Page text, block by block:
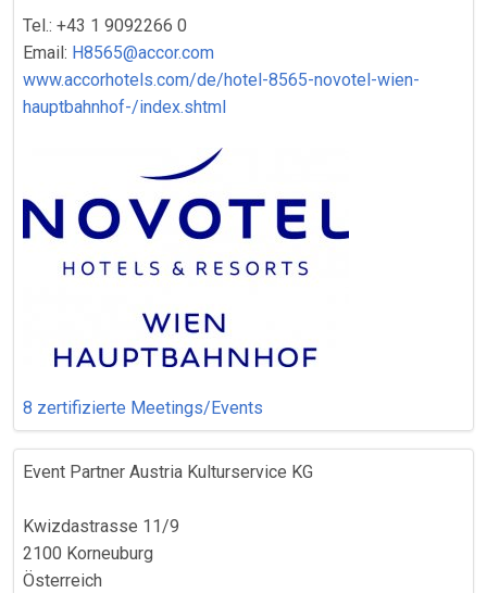
Tel.: +43 1 9092266 0
Email: H8565@accor.com
www.accorhotels.com/de/hotel-8565-novotel-wien-
hauptbahnhof-/index.shtml
8 zertifizierte Meetings/Events
Event Partner Austria Kulturservice KG
Kwizdastrasse 11/9
2100 Korneuburg
Österreich